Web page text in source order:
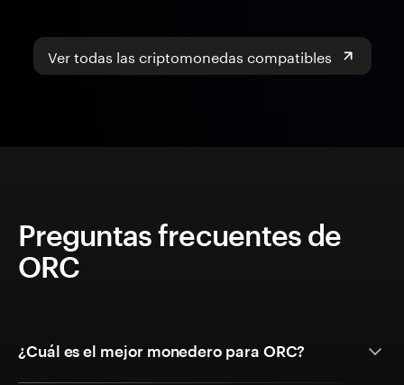
Ver todas las criptomonedas compatibles
Preguntas frecuentes de
ORC
¿Cuál es el mejor monedero para ORC?